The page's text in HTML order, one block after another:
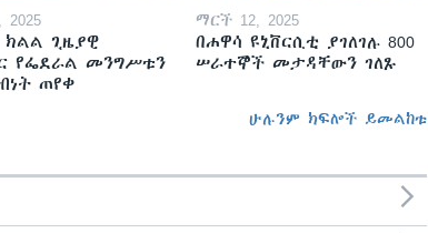
ክልል ጊዜያዊ
የፌደራል መንግሥቱን
ጠየቀ
ማርች 12, 2025
በሐዋሳ ዩኒቨርሲቲ ያገለገሉ 800
ሠራተኞች መታዳቸውን ገለጹ
ሁሉንም ክፍሎች ይመልከቱ